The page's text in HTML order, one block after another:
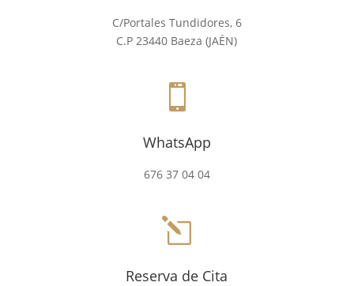
C/Portales Tundidores, 6
C.P 23440 Baeza (JAÉN)

WhatsApp
676 37 04 04
l
Reserva de Cita